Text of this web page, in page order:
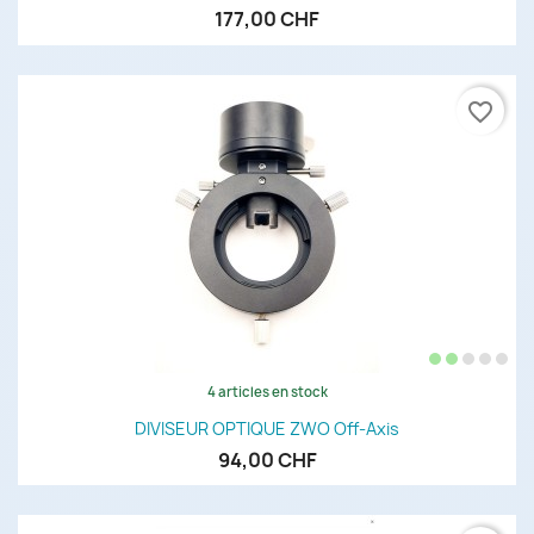
177,00 CHF
4 articles en stock
DIVISEUR OPTIQUE ZWO Off-Axis
94,00 CHF
favorite_border